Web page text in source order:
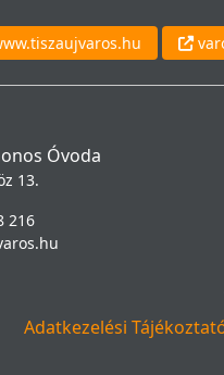
Óvoda
13.
216
Adatkezelési